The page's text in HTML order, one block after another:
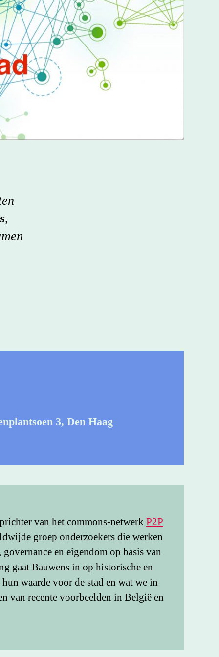
,
3, Den Haag
van het commons-netwerkP2P
groep onderzoekers die werken
en eigendom op basis van
gaat Bauwens in op historische en
waarde voor de stad en wat we in
van recente voorbeelden in België en